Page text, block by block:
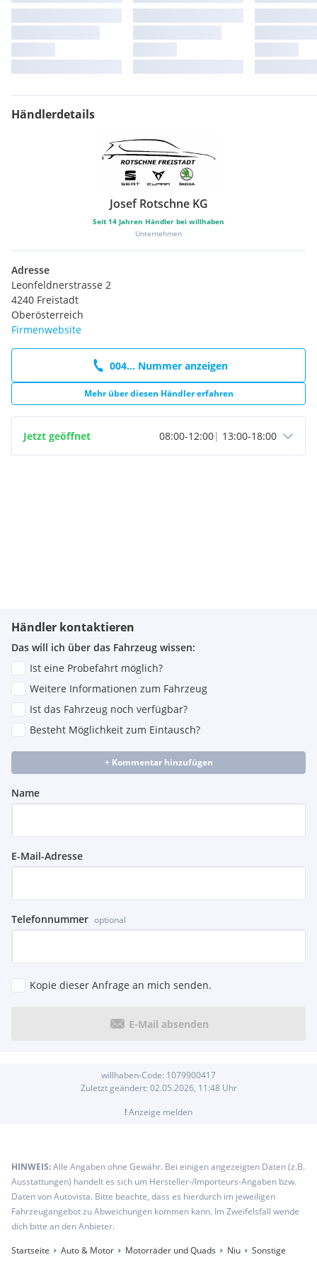
Händlerdetails
Josef Rotschne KG
Seit 14 Jahren Händler bei willhaben
Unternehmen
Adresse
Leonfeldnerstrasse 2
4240 Freistadt
Oberösterreich
Firmenwebsite
004... Nummer anzeigen
Mehr über diesen Händler erfahren
Jetzt geöffnet 08:00-12:00| 13:00-18:00
Händler kontaktieren
Das will ich über das Fahrzeug wissen:
Ist eine Probefahrt möglich?
Weitere Informationen zum Fahrzeug
Ist das Fahrzeug noch verfügbar?
Besteht Möglichkeit zum Eintausch?
+ Kommentar hinzufügen
Name
E-Mail-Adresse
Telefonnummer optional
Kopie dieser Anfrage an mich senden.
E-Mail absenden
willhaben-Code: 1079900417
Zuletzt geändert: 02.05.2026, 11:48 Uhr
!Anzeige melden
HINWEIS:Alle Angaben ohne Gewähr. Bei einigen angezeigten Daten (z.B.
Ausstattungen) handelt es sich um Hersteller-/Importeurs-Angaben bzw.
Daten von Autovista. Bitte beachte, dass es hierdurch im jeweiligen
Fahrzeugangebot zu Abweichungen kommen kann. Im Zweifelsfall wende
dich bitte an den Anbieter.
Startseite
Auto & Motor Motorräder und Quads Niu Sonstige